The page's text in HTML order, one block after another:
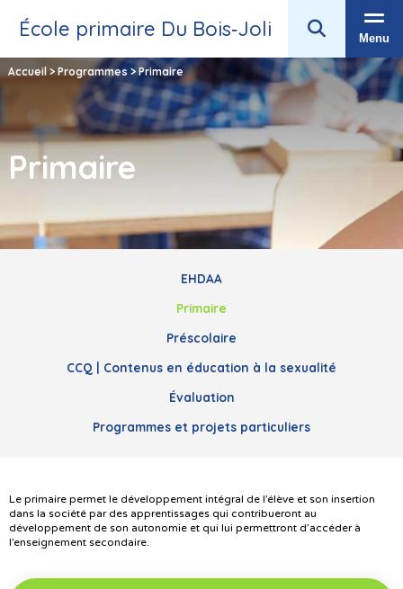
École primaire Du Bois‑Joli Menu
Accueil>Programmes >Primaire
Primaire
EHDAA
Primaire
Préscolaire
CCQ | Contenus en éducation à la sexualité
Évaluation
Programmes et projets particuliers
Le primaire permet le développement intégral de l’élève et son insertion
dans la société par des apprentissages qui contribueront au
développement de son autonomie et qui lui permettront d’accéder à
l’enseignement secondaire.